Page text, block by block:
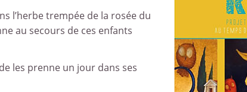
l’herbe trempée de la rosée du
au secours de ces enfants
les prenne un jour dans ses